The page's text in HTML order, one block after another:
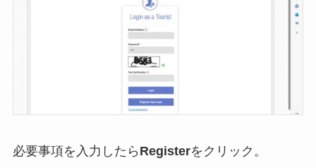
必要事項を入力したら Registerをクリック。